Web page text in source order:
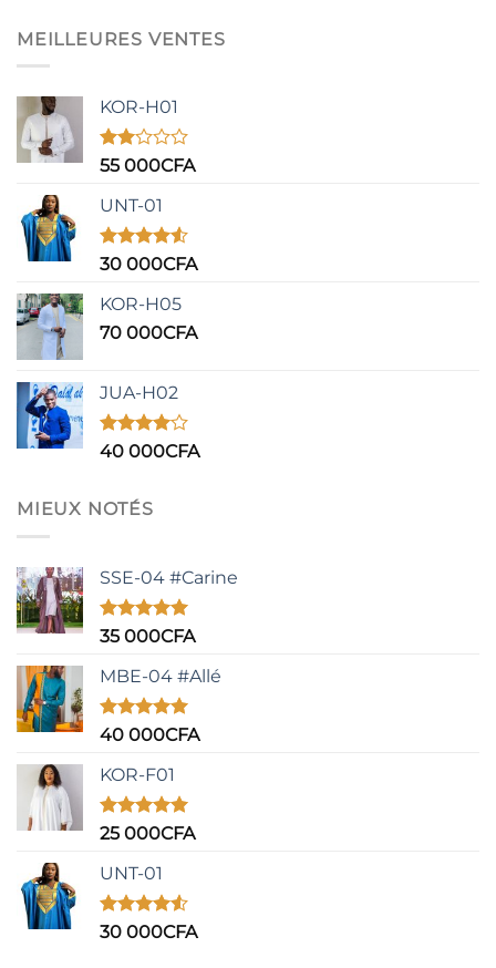
MEILLEURES VENTES
KOR-H01
Note
sur
5
55 000CFA
UNT-01
Note4.50
30 000CFA
KOR-H05
70 000CFA
JUA-H02
Note
40 000CFA
MIEUX NOTÉS
SSE-04 #Carine
Note5.00
35 000CFA
MBE-04 #Allé
Note5.00
40 000CFA
KOR-F01
Note5.00
25 000CFA
UNT-01
Note4.50
30 000CFA